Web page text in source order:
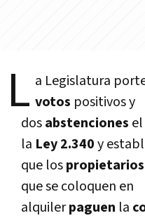
L a Legislatura
votos positivos y
dosabstenciones el
la Ley 2.340y
que lospropietarios
que se coloquen en
alquilerpaguen la